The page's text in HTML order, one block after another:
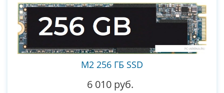
M2 256 ГБ SSD
6 010 руб.